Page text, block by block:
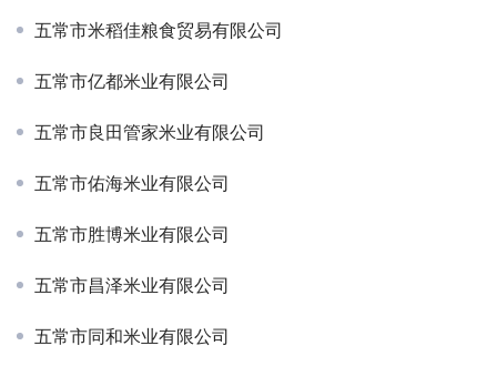
五常市米稻佳粮食贸易有限公司
五常市亿都米业有限公司
五常市良田管家米业有限公司
五常市佑海米业有限公司
五常市胜博米业有限公司
五常市昌泽米业有限公司
五常市同和米业有限公司